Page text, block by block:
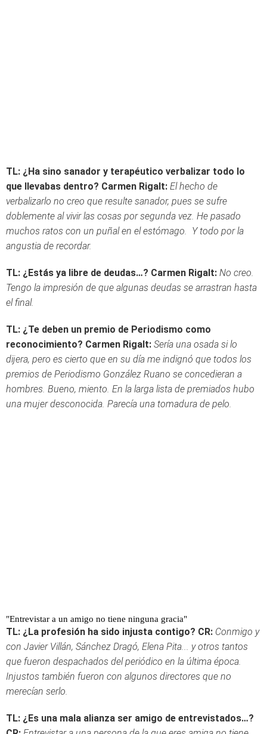
TL: ¿Ha sino sanador y terapéutico verbalizar todo lo
que llevabas dentro? Carmen Rigalt: El hecho de
verbalizarlo no creo que resulte sanador, pues se sufre
doblemente al vivir las cosas por segunda vez. He pasado
muchos ratos con un puñal en el estómago. Y todo por la
angustia de recordar.
TL: ¿Estás ya libre de deudas…? Carmen Rigalt: No creo.
Tengo la impresión de que algunas deudas se arrastran hasta
el final.
TL: ¿Te deben un premio de Periodismo como
reconocimiento? Carmen Rigalt: Sería una osada si lo
dijera, pero es cierto que en su día me indignó que todos los
premios de Periodismo González Ruano se concedieran a
hombres. Bueno, miento. En la larga lista de premiados hubo
una mujer desconocida. Parecía una tomadura de pelo.
"Entrevistar a un amigo no tiene ninguna gracia"
TL: ¿La profesión ha sido injusta contigo? CR: Conmigo y
con Javier Villán, Sánchez Dragó, Elena Pita... y otros tantos
que fueron despachados del periódico en la última época.
Injustos también fueron con algunos directores que no
merecían serlo.
TL: ¿Es una mala alianza ser amigo de entrevistados…?